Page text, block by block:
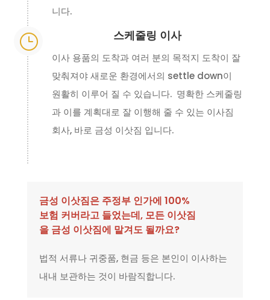
니다.
} 스케줄링 이사
이사 용품의 도착과 여러 분의 목적지 도착이 잘
맞춰져야 새로운 환경에서의 settle down이
원활히 이루어 질 수 있습니다. 명확한 스케줄링
과 이를 계획대로 잘 이행해 줄 수 있는 이사짐
회사, 바로 금성 이삿짐 입니다.
금성 이삿짐은 주정부 인가에 100%
보험 커버라고 들었는데, 모든 이삿짐
을 금성 이삿짐에 맡겨도 될까요?
법적 서류나 귀중품, 현금 등은 본인이 이사하는
내내 보관하는 것이 바람직합니다.